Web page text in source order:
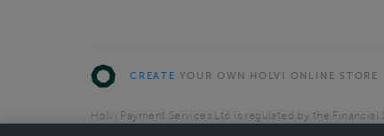
CREATE YOUR OWN HOLVI ONLINE STORE
Holvi Payment Services Ltd is regulated by the Financial